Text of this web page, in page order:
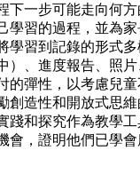
下一步可能走向何
學習的過程，並為
學習到記錄的形式
）、進度報告、照
的彈性，以考慮兒
創造性和開放式思
踐和探究作為教學
會，證明他們已學